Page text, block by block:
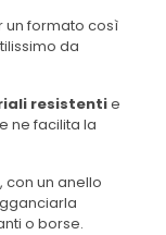
un formato così
da
resistentie
ne facilita la
con un anello
o borse.